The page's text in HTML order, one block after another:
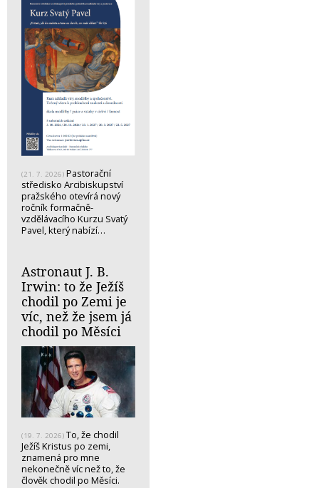
(21. 7. 2026) Pastorační
středisko Arcibiskupství
pražského otevírá nový
ročník formačně-
vzdělávacího Kurzu Svatý
Pavel, který nabízí…
Astronaut J. B.
Irwin: to že Ježíš
chodil po Zemi je
víc, než že jsem já
chodil po Měsíci
(19. 7. 2026) To, že chodil
Ježíš Kristus po zemi,
znamená pro mne
nekonečně víc než to, že
člověk chodil po Měsíci.